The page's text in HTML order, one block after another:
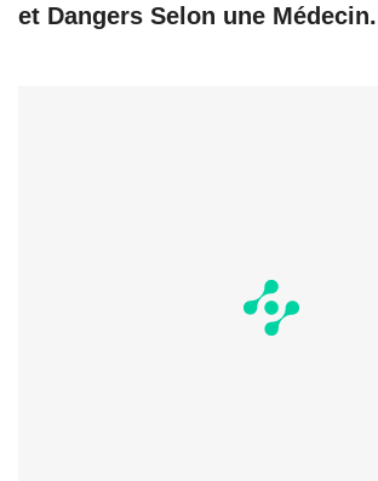
et Dangers Selon une Médecin.